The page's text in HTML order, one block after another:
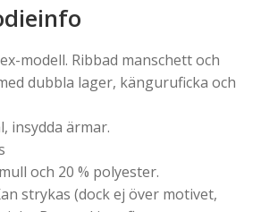
modell. Ribbad manschett och
dubbla lager, känguruficka och
insydda ärmar.
och 20 % polyester.
strykas (dock ej över motivet,